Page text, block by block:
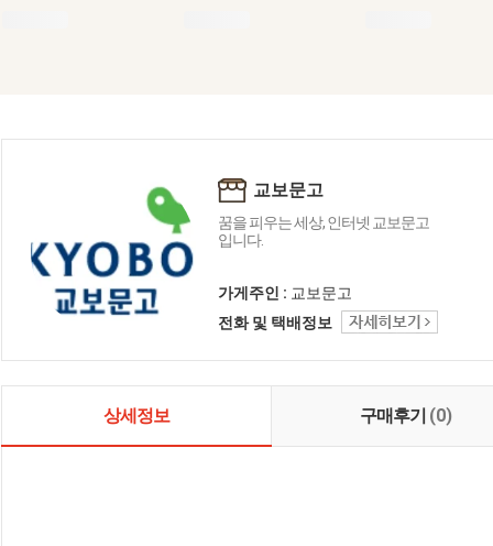
교보문고
꿈을 피우는 세상, 인터넷 교보문고
입니다.
가게주인 : 교보문고
전화 및 택배정보
상세정보 구매후기 (0)